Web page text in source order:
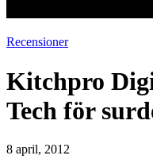
Recensioner
Kitchpro
Tech för
8 april, 2012